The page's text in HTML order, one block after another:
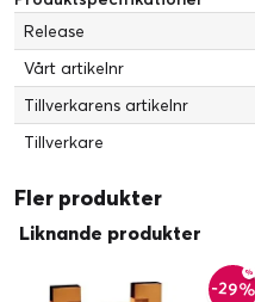
Release
Vårt artikelnr
Tillverkarens artikelnr
Tillverkare
Fler produkter
Liknande produkter
-29%